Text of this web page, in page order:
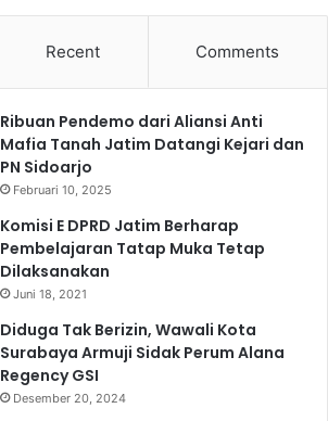
Recent Comments
Ribuan Pendemo dari Aliansi Anti
Mafia Tanah Jatim Datangi Kejari dan
PN Sidoarjo
Februari 10, 2025
Komisi E DPRD Jatim Berharap
Pembelajaran Tatap Muka Tetap
Dilaksanakan
Juni 18, 2021
Diduga Tak Berizin, Wawali Kota
Surabaya Armuji Sidak Perum Alana
Regency GSI
Desember 20, 2024